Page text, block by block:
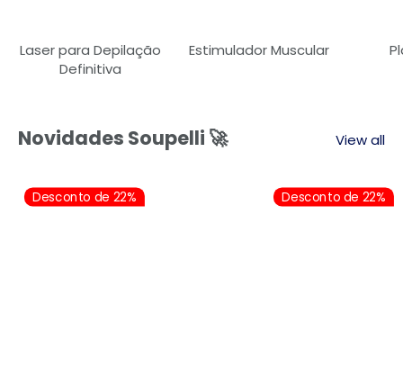
Laser para Depilação
Definitiva
Estimulador Muscular
Novidades Soupelli 🚀 View all
Desconto de 22% Desconto de 22%